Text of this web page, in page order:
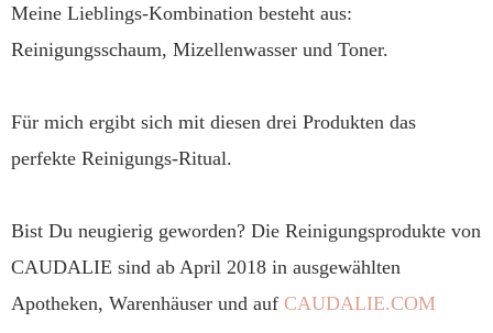
Meine Lieblings-Kombination besteht aus:
Reinigungsschaum, Mizellenwasser und Toner.
Für mich ergibt sich mit diesen drei Produkten das
perfekte Reinigungs-Ritual.
Bist Du neugierig geworden? Die Reinigungsprodukte von
CAUDALIE sind ab April 2018 in ausgewählten
Apotheken, Warenhäuser und auf CAUDALIE.COM